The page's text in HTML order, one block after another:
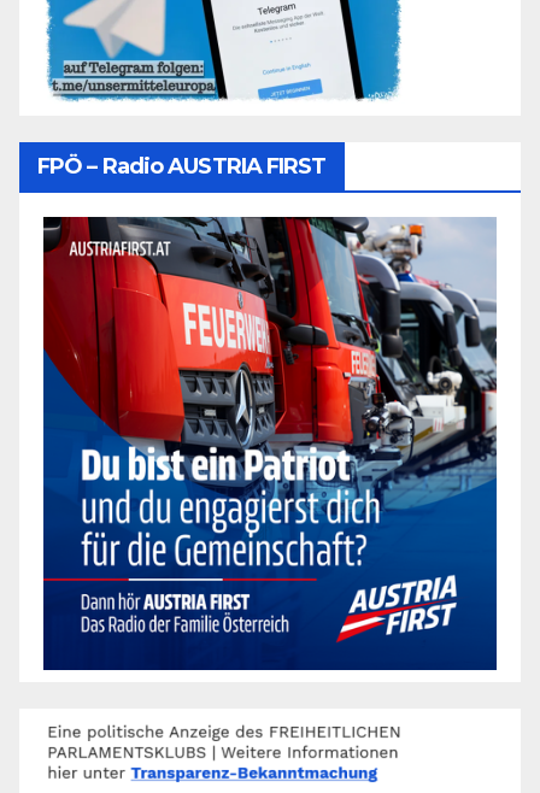
FPÖ – Radio AUSTRIA FIRST